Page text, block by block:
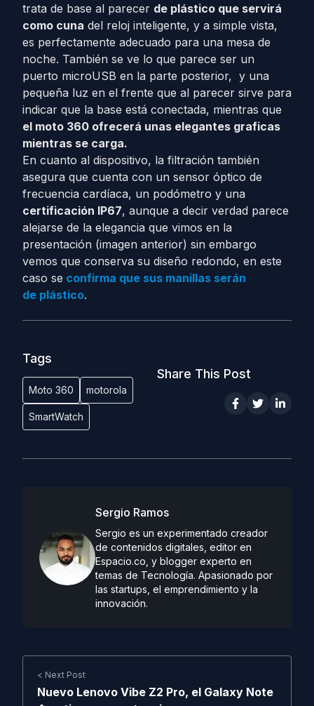
trata de base al parecer de plástico que servirá
como cuna del reloj inteligente, y a simple vista,
es perfectamente adecuado para una mesa de
noche. También se ve lo que parece ser un
puerto microUSB en la parte posterior, y una
pequeña luz en el frente que al parecer sirve para
indicar que la base está conectada, mientras que
el moto 360 ofrecerá unas elegantes graficas
mientras se carga.
En cuanto al dispositivo, la filtración también
asegura que cuenta con un sensor óptico de
frecuencia cardíaca, un podómetro y una
certificación IP67, aunque a decir verdad parece
alejarse de la elegancia que vimos en la
presentación (imagen anterior) sin embargo
vemos que conserva su diseño redondo, en este
caso se confirma que sus manillas serán
de plástico.
Tags
Moto 360 motorola
SmartWatch
Share This Post
Sergio Ramos
Sergio es un experimentado creador
de contenidos digitales, editor en
Espacio.co, y blogger experto en
temas de Tecnología. Apasionado por
las startups, el emprendimiento y la
innovación.
< Next Post
Nuevo Lenovo Vibe Z2 Pro, el Galaxy Note